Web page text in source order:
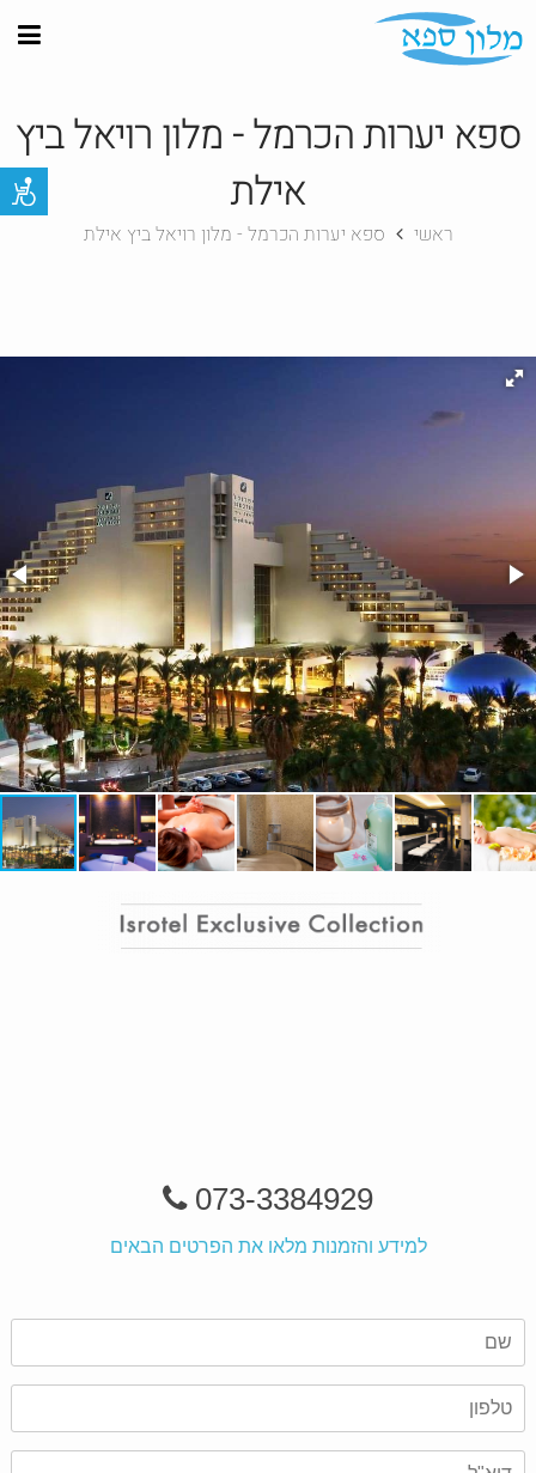
ספא יערות הכרמל - מלון רויאל ביץ
אילת
ראשי ספא יערות הכרמל - מלון רויאל ביץ אילת
073-3384929
למידע והזמנות מלאו את הפרטים הבאים